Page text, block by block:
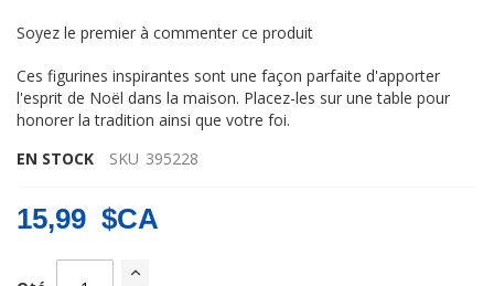
d’images
Soyez le premier à commenter ce produit
Ces figurines inspirantes sont une façon parfaite d'apporter
l'esprit de Noël dans la maison. Placez-les sur une table pour
honorer la tradition ainsi que votre foi.
EN STOCK
SKU 395228
15,99 $CA